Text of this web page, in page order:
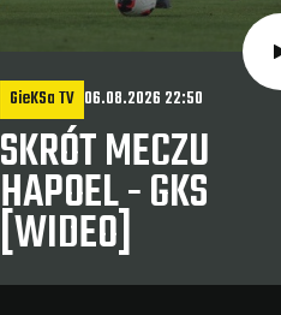
GieKSa TV 06.08.2026 22:50
SKRÓT MECZU
HAPOEL - GKS
[WIDEO]